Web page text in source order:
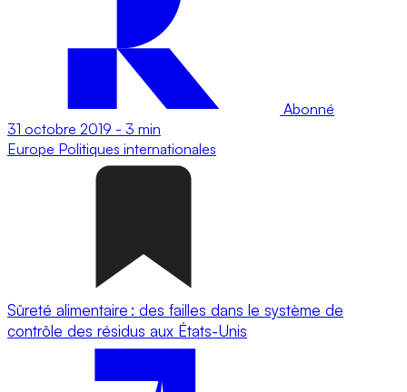
Abonné
31 octobre 2019 - 3 min
Europe Politiques internationales
Sûreté alimentaire : des failles dans le système de
contrôle des résidus aux États-Unis